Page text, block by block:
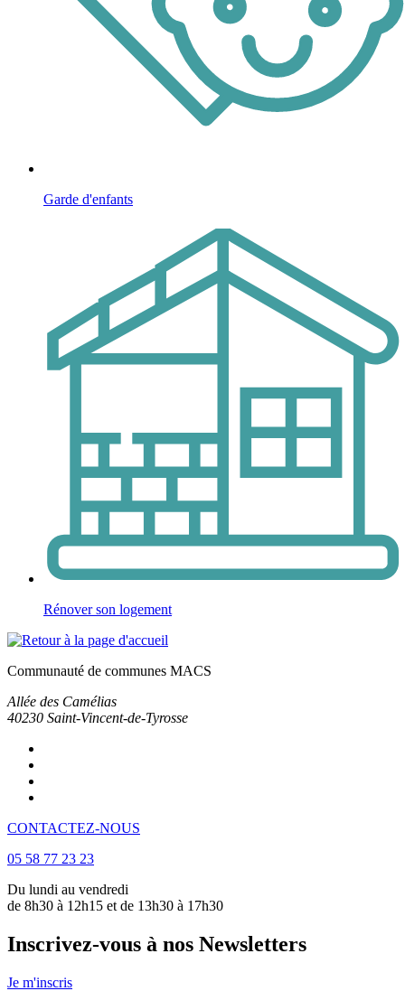
Garde d'enfants
Rénover son logement
Communauté de communes MACS
Allée des Camélias
40230 Saint-Vincent-de-Tyrosse
CONTACTEZ-NOUS
05 58 77 23 23
Du lundi au vendredi
de 8h30 à 12h15 et de 13h30 à 17h30
Inscrivez-vous à nos Newsletters
Je m'inscris